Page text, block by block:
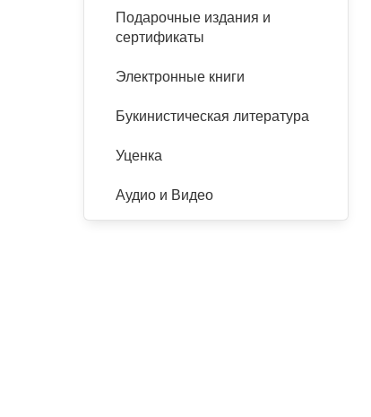
Подарочные издания и
сертификаты
Электронные книги
Букинистическая литература
Уценка
Аудио и Видео